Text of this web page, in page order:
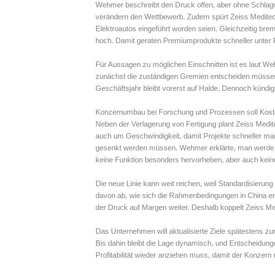
Wehmer beschreibt den Druck offen, aber ohne
verändern den Wettbewerb. Zudem spürt Zeiss
Elektroautos eingeführt worden seien. Gleichzeitig
hoch. Damit geraten Premiumprodukte schneller
Für Aussagen zu möglichen Einschnitten ist es laut
zunächst die zuständigen Gremien entscheiden
Geschäftsjahr bleibt vorerst auf Halde. Dennoch
Konzernumbau bei Forschung und Prozessen soll
Neben der Verlagerung von Fertigung plant Zeiss
auch um Geschwindigkeit, damit Projekte schneller
gesenkt werden müssen. Wehmer erklärte, man
keine Funktion besonders hervorheben, aber auch
Die neue Linie kann weit reichen, weil
davon ab, wie sich die Rahmenbedingungen in China
der Druck auf Margen weiter. Deshalb koppelt Zeiss
Das Unternehmen will aktualisierte Ziele spätestens
Bis dahin bleibt die Lage dynamisch, und
Profitabilität wieder anziehen muss, damit der Konzern